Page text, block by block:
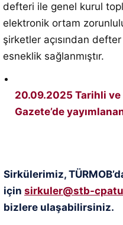
defteri ile genel kurul
elektronik ortam
şirketler açısından
esneklik sağlanmıştır.
20.09.2025 Tarihli ve
Gazete’de
Sirkülerimiz,
için sirkuler@stb-
bizlere ulaşabilirsiniz.